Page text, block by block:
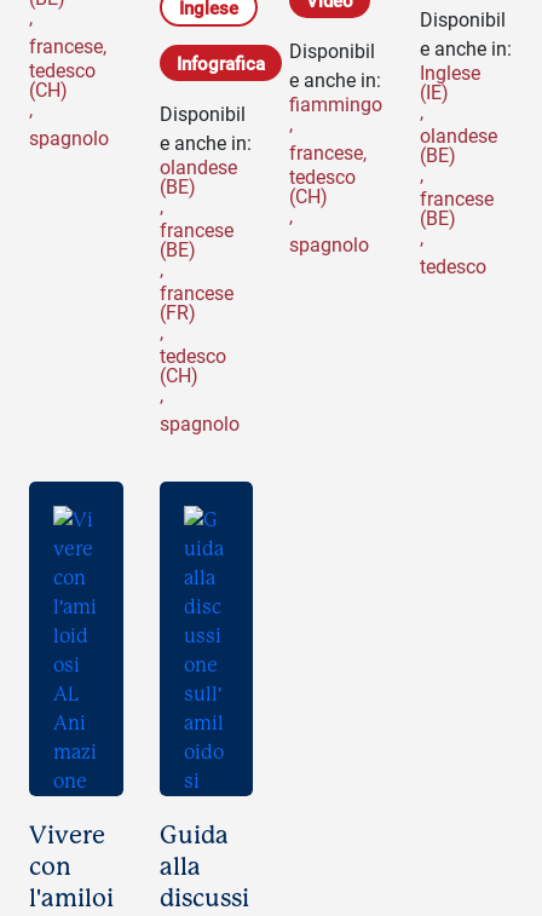
,
francese,
tedesco
(CH)
,
spagnolo
Inglese
Infografica
Disponibil
e anche in:
olandese
(BE)
,
francese
(BE)
,
francese
(FR)
,
tedesco
(CH)
,
spagnolo
Disponibil
e anche in:
fiammingo
,
francese,
tedesco
(CH)
,
spagnolo
Disponibil
e anche in:
Inglese
(IE)
,
olandese
(BE)
,
francese
(BE)
,
tedesco
Vivere
con
l'amiloi
Guida
alla
discussi